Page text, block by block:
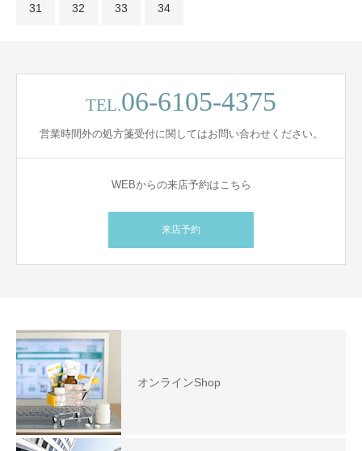
31 32 33 34
TEL.06-6105-4375
営業時間外の処方箋受付に関してはお問い合わせください。
WEBからの来店予約はこちら
来店予約
オンラインShop